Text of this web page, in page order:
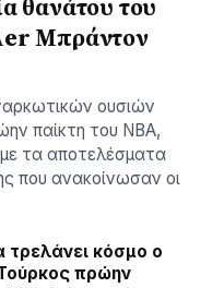
θανάτου του
Μπράντον
ουσιών
παίκτη του NBA,
τα αποτελέσματα
που ανακοίνωσαν οι
τρελάνει κόσμο ο
πρώην